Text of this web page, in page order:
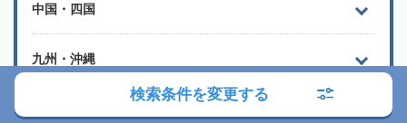
中国・四国
九州・沖縄
検索条件を変更する